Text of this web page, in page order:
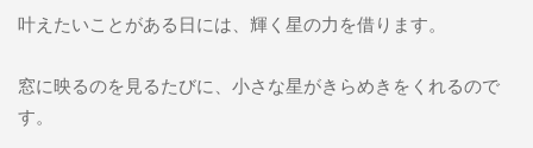
叶えたいことがある日には、輝く星の力を借ります。
窓に映るのを見るたびに、小さな星がきらめきをくれるので
す。